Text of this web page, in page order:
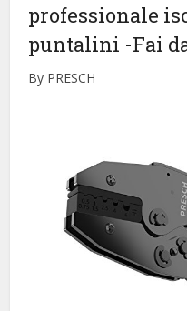
professionale
puntalini -Fai
By PRESCH